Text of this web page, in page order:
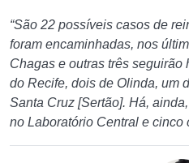
“São 22 possíveis casos de
foram encaminhadas, nos
Chagas e outras três seguirão
do Recife, dois de Olinda, um
Santa Cruz [Sertão]. Há,
no Laboratório Central e cinco